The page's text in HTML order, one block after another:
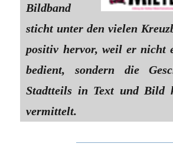
Bildband
sticht unter den vielen
positiv hervor, weil er nicht
bedient, sondern die
Stadtteils in Text und Bild
vermittelt.